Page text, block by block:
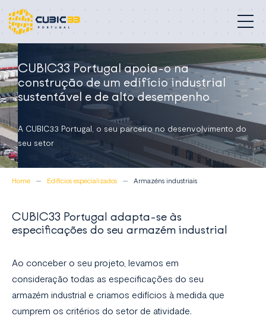
CUBIC33 Portugal apoia-o na
construção de um edifício industrial
sustentável e de alto desempenho
A CUBIC33 Portugal, o seu parceiro no desenvolvimento do
seu setor
Home Edifícios especializados Armazéns industriais
CUBIC33 Portugal adapta-se às
especificações do seu armazém industrial
Ao conceber o seu projeto, levamos em
consideração todas as especificações do seu
armazém industrial e criamos edifícios à medida que
cumprem os critérios do setor de atividade.
Edifícios especializados
Nossas profissões
Compromisso
Projetos
Sobre nós
Contato